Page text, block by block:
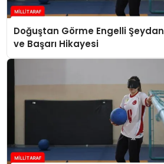
Doğuştan Görme Engelli
ve Başarı Hikayesi